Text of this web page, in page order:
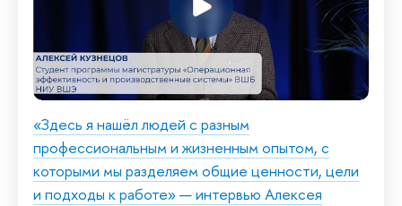
«Здесь я нашёл людей с разным
профессиональным и жизненным опытом, с
которыми мы разделяем общие ценности, цели
и подходы к работе» — интервью Алексея